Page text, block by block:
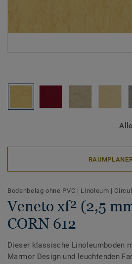
Bodenbelag ohne PVC | Linoleum |
Veneto xf² (2,5
CORN 612
Dieser klassische Linoleumboden
Marmor Design und leuchtenden